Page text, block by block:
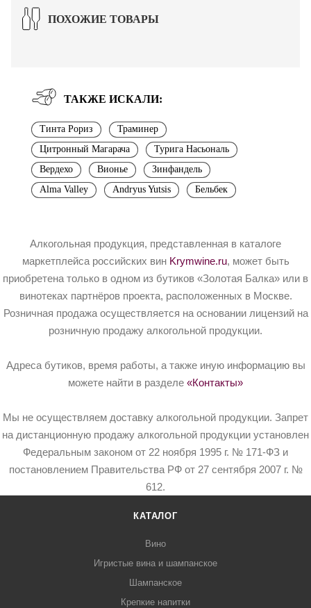
ПОХОЖИЕ ТОВАРЫ
ТАКЖЕ ИСКАЛИ:
Тинта Рориз
Траминер
Цитронный Магарача
Турига Насьональ
Вердехо
Вионье
Зинфандель
Alma Valley
Andryus Yutsis Бельбек
Алкогольная продукция, представленная в каталоге
маркетплейса российских вин Krymwine.ru, может быть
приобретена только в одном из бутиков «Золотая Балка» или в
винотеках партнёров проекта, расположенных в Москве.
Розничная продажа осуществляется на основании лицензий на
розничную продажу алкогольной продукции.
Адреса бутиков, время работы, а также иную информацию вы
можете найти в разделе «Контакты»
Мы не осуществляем доставку алкогольной продукции. Запрет
на дистанционную продажу алкогольной продукции установлен
Федеральным законом от 22 ноября 1995 г. № 171-ФЗ и
постановлением Правительства РФ от 27 сентября 2007 г. №
612.
КАТАЛОГ
Вино
Игристые вина и шампанское
Шампанское
Крепкие напитки